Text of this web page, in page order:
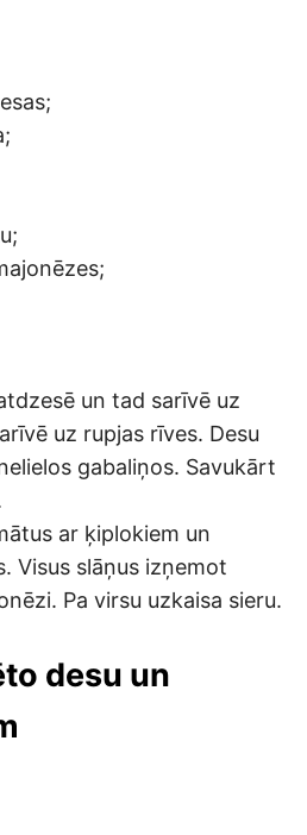
un tad sarīvē uz
uz rupjas rīves. Desu
gabaliņos. Savukārt
ar ķiplokiem un
Visus slāņus izņemot
Pa virsu uzkaisa sieru.
desu un